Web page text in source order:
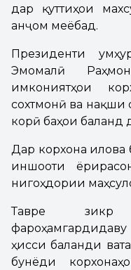
дар қуттиҳои
анҷом меёбад.
Президенти
Эмомалӣ
имкониятҳои
сохтмонӣ ва нақши
корӣ баҳои баланд
Дар корхона илова
иншооти
нигоҳдории
Тавре зикр
ҳисси баланди
бунёди